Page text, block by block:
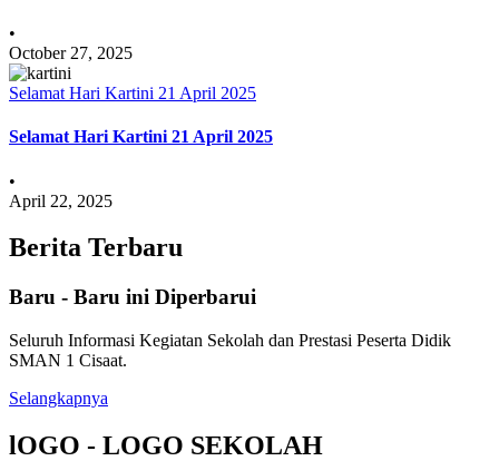
•
October 27, 2025
Selamat Hari Kartini 21 April 2025
Selamat Hari Kartini 21 April 2025
•
April 22, 2025
Berita Terbaru
Baru - Baru ini Diperbarui
Seluruh Informasi Kegiatan Sekolah dan Prestasi Peserta Didik
SMAN 1 Cisaat.
Selangkapnya
lOGO - LOGO SEKOLAH